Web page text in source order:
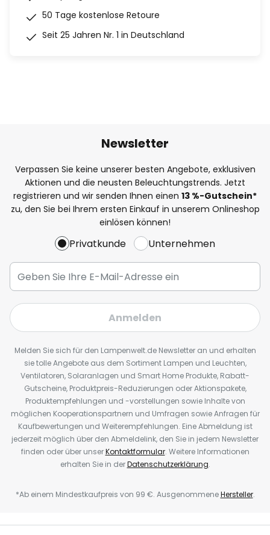
50 Tage kostenlose Retoure
Seit 25 Jahren Nr. 1 in Deutschland
Newsletter
Verpassen Sie keine unserer besten Angebote, exklusiven
Aktionen und die neusten Beleuchtungstrends. Jetzt
registrieren und wir senden Ihnen einen 13 %-Gutschein*
zu, den Sie bei Ihrem ersten Einkauf in unserem Onlineshop
einlösen können!
Privatkunde Unternehmen
Anmelden
Melden Sie sich für den Lampenwelt.de Newsletter an und erhalten
sie tolle Angebote aus dem Sortiment Lampen und Leuchten,
Ventilatoren, Solaranlagen und Smart Home Produkte, Rabatt-
Gutscheine, Produktpreis-Reduzierungen oder Aktionspakete,
Produktempfehlungen und -vorstellungen sowie Inhalte von
möglichen Kooperationspartnern und Umfragen sowie Anfragen für
Kaufbewertungen und Weiterempfehlungen. Eine Abmeldung ist
jederzeit möglich über den Abmeldelink, den Sie in jedem Newsletter
finden oder über unserKontaktformular. Weitere Informationen
erhalten Sie in derDatenschutzerklärung.
*Ab einem Mindestkaufpreis von 99 €. AusgenommeneHersteller.